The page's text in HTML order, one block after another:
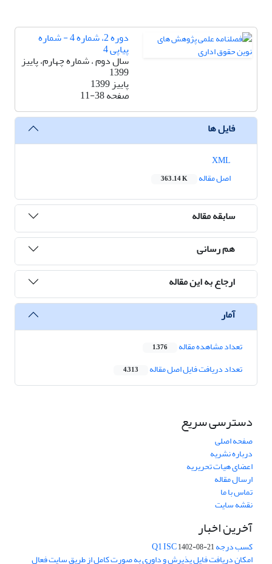
دوره 2، شماره 4 - شماره
پیاپی 4
سال دوم ، شماره چهارم، پاییز
1399
پاییز 1399
صفحه11-38
فایل ها
اصل مقاله
363.14 K
سابقه مقاله
هم رسانی
ارجاع به این مقاله
آمار
تعداد مشاهده مقاله 1,376
تعداد دریافت فایل اصل مقاله 4,313
دسترسی سریع
صفحه اصلی
درباره نشریه
اعضای هیات تحریریه
ارسال مقاله
تماس با ما
نقشه سایت
آخرین اخبار
کسب درجه Q1 ISC1402-08-21
امکان دریافت فایل پذیرش و داوری به صورت کامل از طریق سایت فعال